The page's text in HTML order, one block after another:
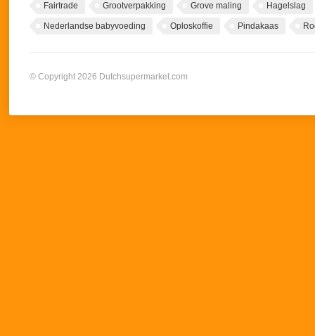
Fairtrade Grootverpakking Grove maling Hagelslag
Nederlandse babyvoeding Oploskoffie Pindakaas
© Copyright 2026 Dutchsupermarket.com